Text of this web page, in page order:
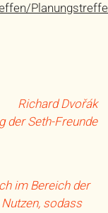
Richard Dvořák
der Seth-Freunde
im Bereich der
sodass